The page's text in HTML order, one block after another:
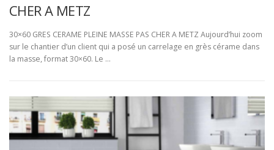
CHER A METZ
30×60 GRES CERAME PLEINE MASSE PAS CHER A METZ Aujourd’hui zoom
sur le chantier d’un client qui a posé un carrelage en grès cérame dans
la masse, format 30×60. Le …